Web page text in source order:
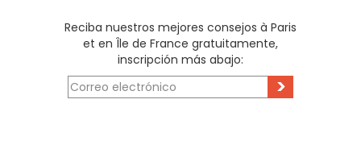
Reciba nuestros mejores consejos à Paris
et en Île de France gratuitamente,
inscripción más abajo:
>